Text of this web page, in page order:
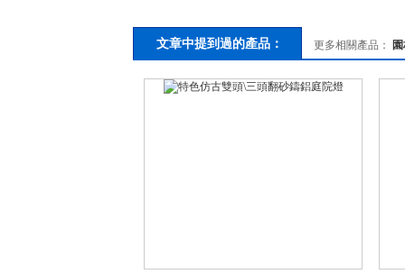
文章中提到過的產品： 更多相關產品：